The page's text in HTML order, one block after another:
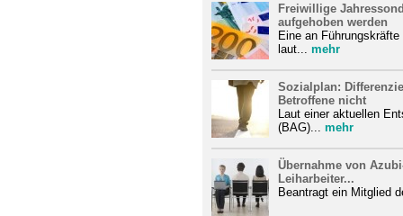
Freiwillige
aufgehoben werden
Eine an
laut... mehr
Sozialplan:
Betroffene nicht
Laut einer aktuellen
(BAG)... mehr
Übernahme von
Leiharbeiter...
Beantragt ein Mitglied